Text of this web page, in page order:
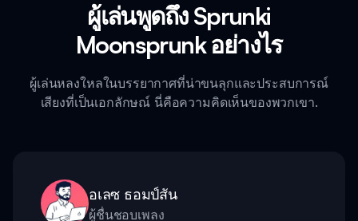
ผู้เล่นพูดถึง Sprunki
Moonsprunk อย่างไร
ผู้เล่นหลงใหลในบรรยากาศที่น่าขนลุกและประสบการณ์
เสียงที่เป็นเอกลักษณ์ นี่คือความคิดเห็นของพวกเขา.
อเลซ ธอมป์สัน
ผู้ชื่นชอบเพลง